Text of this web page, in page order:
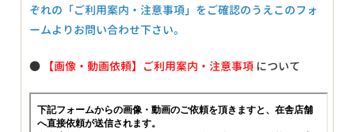
ぞれの「ご利用案内・注意事項」をご確認のうえこのフォ
ームよりお問い合わせ下さい。
● 【画像・動画依頼】ご利用案内・注意事項 について